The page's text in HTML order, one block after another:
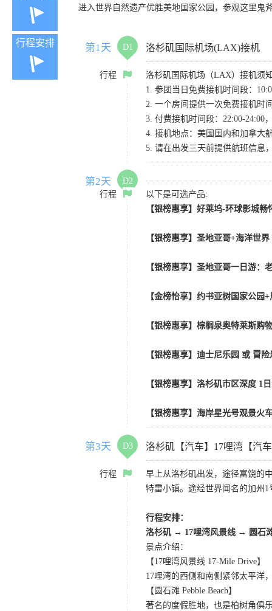
进入世界自然遗产优胜美地国家公园，参观这里鬼
行程安排 第1天 D1 洛杉矶国际机场(LAX)接机
行程
洛杉矶国际机场（LAX）接机须
1. 参团当日免费接机时间段：
2. 一个房间提供一次免费接机时
3. 付费接机时间段：22:00-24:00
4. 接机地点：美国国内和加拿大
5. 请在出发三天前提供航班信息
第2天
D2
行程
以下是可选产品:
【银榜惠享】好莱坞-环球影城
【银榜惠享】圣地亚哥+海洋世
【银榜惠享】圣地亚哥一日游：
【金榜怡享】约书亚树国家公园
【银榜惠享】棕榈泉奥特莱斯购
【银榜惠享】迪士尼乐园 或 冒
【银榜惠享】洛杉矶市区深度 1
【银榜惠享】海岸星光号观景火
第3天 D3 洛杉矶【汽车】17哩湾【汽
行程
早上从洛杉矶出发，途径富饶的
特雷小镇。途经世界闻名的加州
行程安排：
洛杉矶 → 17哩湾风景线 → 圆石
景点介绍：
【17哩湾风景线 17-Mile Drive】
17哩湾的西侧和南侧紧邻太平洋
【圆石滩 Pebble Beach】
著名的度假胜地，也是柏树角俱